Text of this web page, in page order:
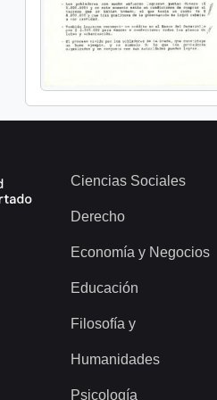
Ciencias Sociales
Derecho
Economía y Negocios
Educación
Filosofía y
Humanidades
Psicología